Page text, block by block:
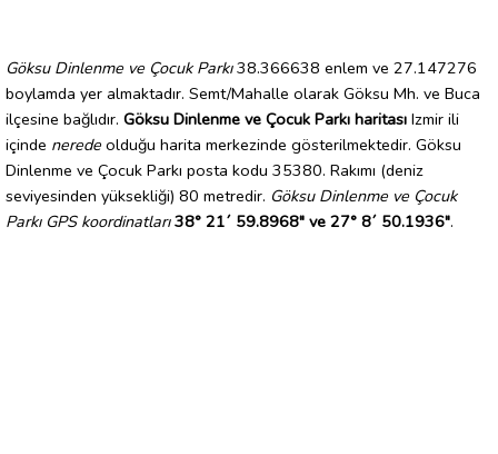
Göksu Dinlenme ve Çocuk Parkı38.366638 enlem ve 27.147276
boylamda yer almaktadır. Semt/Mahalle olarak Göksu Mh. ve Buca
ilçesine bağlıdır. Göksu Dinlenme ve Çocuk Parkı haritası Izmir ili
içinde nerede olduğu harita merkezinde gösterilmektedir. Göksu
Dinlenme ve Çocuk Parkı posta kodu 35380. Rakımı (deniz
seviyesinden yüksekliği) 80 metredir. Göksu Dinlenme ve Çocuk
Parkı GPS koordinatları 38° 21´ 59.8968" ve 27° 8´ 50.1936".